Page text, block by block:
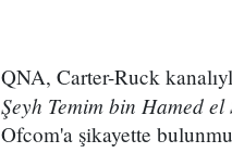
QNA, Carter-Ruck
Şeyh Temim bin Hamed el
Ofcom'a şikayette